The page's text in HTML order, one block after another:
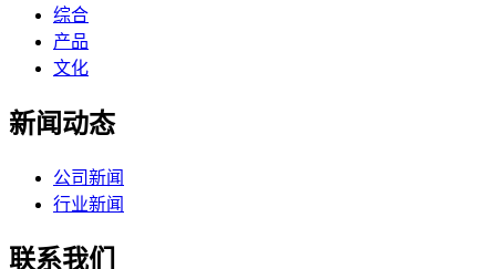
综合
产品
文化
新闻动态
公司新闻
行业新闻
联系我们